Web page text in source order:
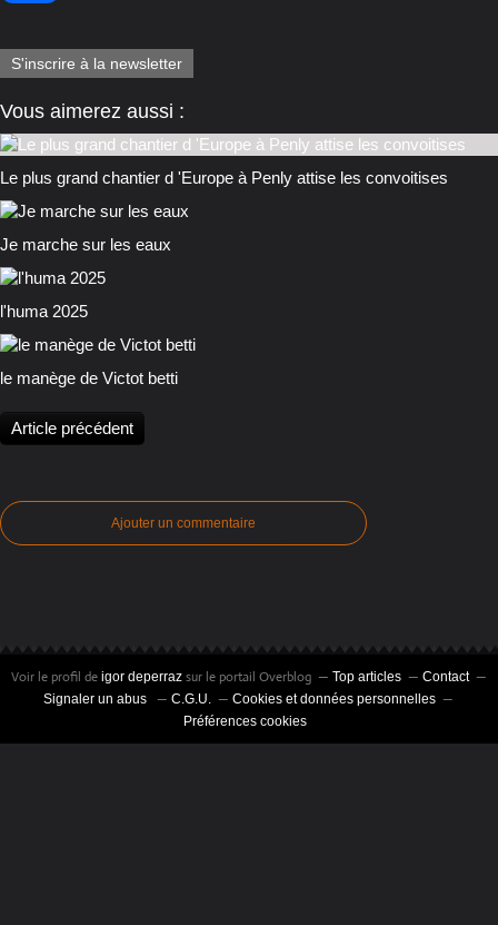
S'inscrire à la newsletter
Vous aimerez aussi :
Le plus grand chantier d 'Europe à Penly attise les convoitises
Je marche sur les eaux
l'huma 2025
le manège de Victot betti
Article précédent
Ajouter un commentaire
Voir le profil de igor deperraz sur le portail Overblog Top articles
Contact
Signaler un abus
C.G.U.
Cookies et données personnelles
Préférences cookies